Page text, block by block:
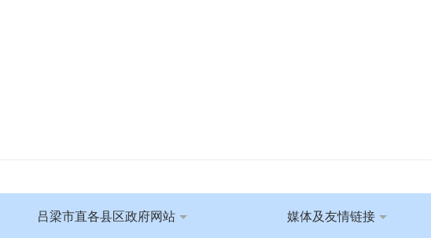
吕梁市直各县区政府网站 媒体及友情链接